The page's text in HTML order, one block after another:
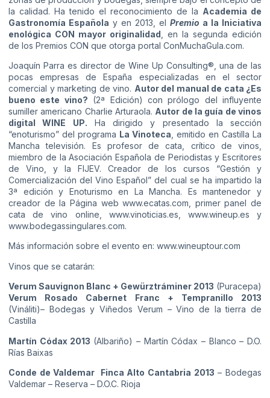
la calidad. Ha tenido el reconocimiento de la Academia de
Gastronomía Española y en 2013, el Premio a la Iniciativa
enológica CON mayor originalidad , en la segunda edición
de los Premios CON que otorga portal ConMuchaGula.com.
Joaquín Parra es director de Wine Up Consulting®, una de las
pocas empresas de España especializadas en el sector
comercial y marketing de vino. Autor del manual de cata ¿Es
bueno este vino? (2ª Edición) con prólogo del influyente
sumiller americano Charlie Arturaola. Autor de la guía de vinos
digitalWINE UP. Ha dirigido y presentado la sección
“enoturismo” del programa La Vinoteca , emitido en Castilla La
Mancha televisión. Es profesor de cata, crítico de vinos,
miembro de la Asociación Española de Periodistas y Escritores
de Vino, y la FIJEV. Creador de los cursos “Gestión y
Comercialización del Vino Español” del cual se ha impartido la
3ª edición y Enoturismo en La Mancha. Es mantenedor y
creador de la Página web www.ecatas.com, primer panel de
cata de vino online, www.vinoticias.es, www.wineup.es y
www.bodegassingulares.com.
Más información sobre el evento en: www.wineuptour.com
Vinos que se catarán:
Verum Sauvignon Blanc + Gewürztráminer 2013 (Puracepa)
Verum Rosado Cabernet Franc + Tempranillo 2013
(Vináliti)– Bodegas y Viñedos Verum – Vino de la tierra de
Castilla
Martín Códax 2013 (Albariño) – Martín Códax – Blanco – D.O.
Rías Baixas
Conde de Valdemar Finca Alto Cantabria 2013 – Bodegas
Valdemar – Reserva – D.O.C. Rioja